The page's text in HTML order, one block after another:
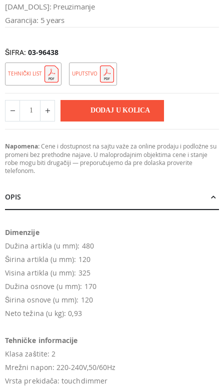
[DAM_DOLS]: Preuzimanje
Garancija: 5 years
ŠIFRA 03-96438
TEHNIČKI LIST UPUTSTVO
DODAJ U KOLICA
Napomena:Cene i dostupnost na sajtu važe za online prodaju i podložne su
promeni bez prethodne najave. U maloprodajnim objektima cene i stanje
robe mogu biti drugačiji — preporučujemo da pre dolaska proverite
telefonom.
OPIS
Dimenzije
Dužina artikla (u mm): 480
Širina artikla (u mm): 120
Visina artikla (u mm): 325
Dužina osnove (u mm): 170
Širina osnove (u mm): 120
Neto težina (u kg): 0,93
Tehničke informacije
Klasa zaštite: 2
Mrežni napon: 220-240V,50/60Hz
Vrsta prekidača: touchdimmer